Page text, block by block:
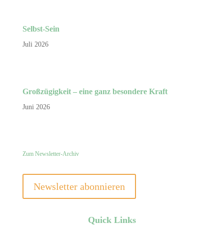
Selbst-Sein
Juli 2026
Großzügigkeit – eine ganz besondere Kraft
Juni 2026
Zum Newsletter-Archiv
Newsletter abonnieren
Quick Links